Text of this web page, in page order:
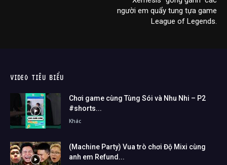
người em quẩy tung tựa game
League of Legends.
VIDEO TIÊU BIỂU
Chơi game cùng Tùng Sói và Nhu Nhi – P2
#shorts...
Khác
(Machine Party) Vua trò chơi Độ Mixi cùng
anh em Refund...